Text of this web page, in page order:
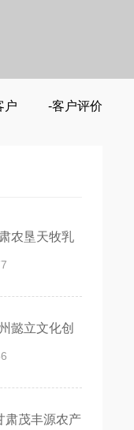
户 -客户评价
农垦天牧乳
懿立文化创
肃茂丰源农产